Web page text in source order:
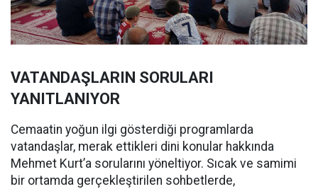
VATANDAŞLARIN SORULARI
YANITLANIYOR
Cemaatin yoğun ilgi gösterdiği programlarda
vatandaşlar, merak ettikleri dini konular hakkında
Mehmet Kurt’a sorularını yöneltiyor. Sıcak ve samimi
bir ortamda gerçekleştirilen sohbetlerde,